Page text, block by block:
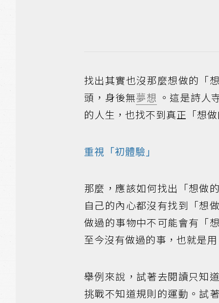
找出其實也沒那麼想做的「
頭，身後無夢想 。這是詩人
的人生，也找不到真正「想
重視「初體驗」
那麼，應該如何找出「想做
自己的內心都沒有找到「想
做過的事物中不可能會有「
至今沒有做過的事，也就是
舉例來說，試著去閱讀只知
挑戰不知道規則的運動。試